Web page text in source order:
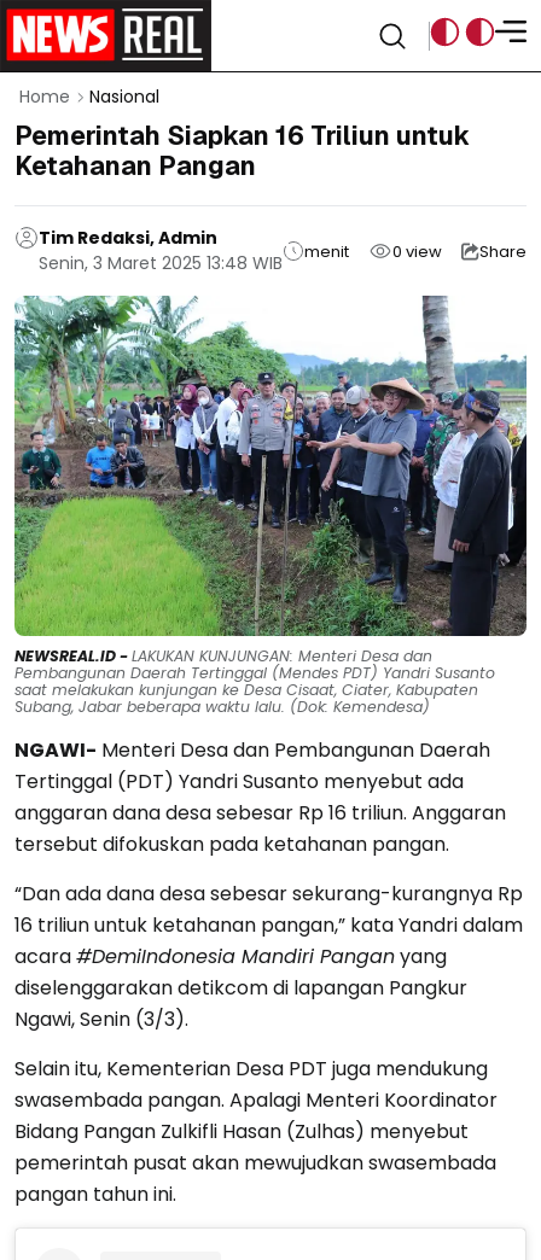
Home Nasional
Pemerintah Siapkan 16 Triliun untuk
Ketahanan Pangan
Tim Redaksi, Admin
Senin, 3 Maret 2025 13:48 WIB
menit 0 view Share
NEWSREAL.ID -LAKUKAN KUNJUNGAN: Menteri Desa dan
Pembangunan Daerah Tertinggal (Mendes PDT) Yandri Susanto
saat melakukan kunjungan ke Desa Cisaat, Ciater, Kabupaten
Subang, Jabar beberapa waktu lalu. (Dok: Kemendesa)
NGAWI- Menteri Desa dan Pembangunan Daerah
Tertinggal (PDT) Yandri Susanto menyebut ada
anggaran dana desa sebesar Rp 16 triliun. Anggaran
tersebut difokuskan pada ketahanan pangan.
“Dan ada dana desa sebesar sekurang-kurangnya Rp
16 triliun untuk ketahanan pangan,” kata Yandri dalam
acara#DemiIndonesia Mandiri Panganyang
diselenggarakan detikcom di lapangan Pangkur
Ngawi, Senin (3/3).
Selain itu, Kementerian Desa PDT juga mendukung
swasembada pangan. Apalagi Menteri Koordinator
Bidang Pangan Zulkifli Hasan (Zulhas) menyebut
pemerintah pusat akan mewujudkan swasembada
pangan tahun ini.